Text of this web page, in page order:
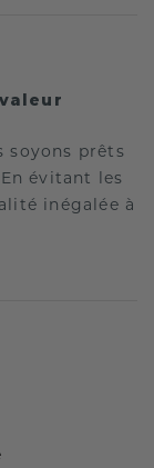
soyons prêts
évitant les
inégalée à